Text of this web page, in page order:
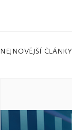
NEJNOVĚJŠÍ ČLÁNKY